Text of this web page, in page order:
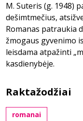
M. Suteris (g. 1948)
dešimtmečius,
Romanas patraukia
žmogaus gyvenimo
leisdama atpažinti
kasdienybėje.
Raktažodžiai
romanai